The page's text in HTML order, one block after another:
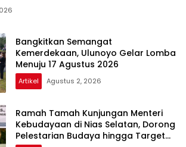
Bangkitkan Semangat
Kemerdekaan, Ulunoyo Gelar Lomba
Menuju 17 Agustus 2026
Artikel Agustus 2, 2026
Ramah Tamah Kunjungan Menteri
Kebudayaan di Nias Selatan, Dorong
Pelestarian Budaya hingga Target